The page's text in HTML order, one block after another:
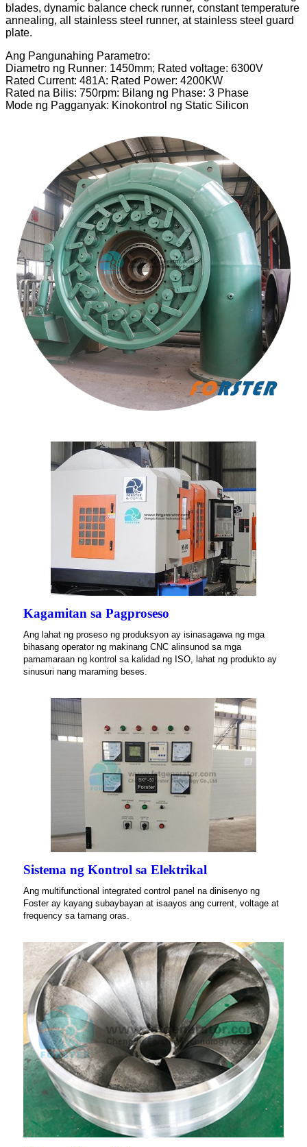
blades, dynamic balance check runner, constant temperature
annealing, all stainless steel runner, at stainless steel guard
plate.
Ang Pangunahing Parametro:
Diametro ng Runner: 1450mm; Rated voltage: 6300V
Rated Current: 481A: Rated Power: 4200KW
Rated na Bilis: 750rpm: Bilang ng Phase: 3 Phase
Mode ng Pagganyak: Kinokontrol ng Static Silicon
Kagamitan sa Pagproseso
Ang lahat ng proseso ng produksyon ay isinasagawa ng mga
bihasang operator ng makinang CNC alinsunod sa mga
pamamaraan ng kontrol sa kalidad ng ISO, lahat ng produkto ay
sinusuri nang maraming beses.
Sistema ng Kontrol sa Elektrikal
Ang multifunctional integrated control panel na dinisenyo ng
Foster ay kayang subaybayan at isaayos ang current, voltage at
frequency sa tamang oras.